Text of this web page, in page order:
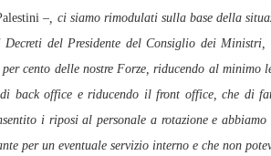
–, ci siamo rimodulati sulla base della
Decreti del Presidente del Consiglio dei
cento delle nostre Forze, riducendo al
back office e riducendo il front office, che di
i riposi al personale a rotazione e
per un eventuale servizio interno e che non